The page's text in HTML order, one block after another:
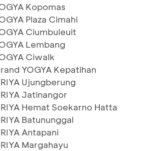
Kopomas
Plaza Cimahi
Ciumbuleuit
Lembang
Ciwalk
YOGYA Kepatihan
Ujungberung
Jatinangor
Hemat Soekarno Hatta
Batununggal
Antapani
Margahayu